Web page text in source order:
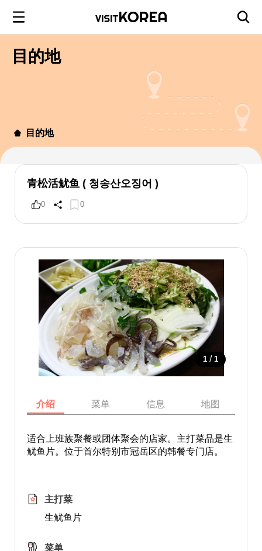
目的地
目的地
青松活鱿鱼 ( 청송산오징어 )
0 0
1 / 1
介绍 菜单 信息 地图
适合上班族聚餐或团体聚会的店家。主打菜品是生
鱿鱼片。位于首尔特别市冠岳区的韩餐专门店。
主打菜
生鱿鱼片
菜单